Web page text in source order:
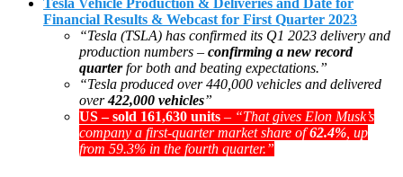
Tesla Vehicle Production & Deliveries and Date for
Financial Results & Webcast for First Quarter 2023
“Tesla (TSLA) has confirmed its Q1 2023 delivery and
production numbers – confirming a new record
quarterfor both and beating expectations.”
“Tesla produced over 440,000 vehicles and delivered
over422,000 vehicles”
US – sold 161,630 units – “That gives Elon Musk’s
company a first-quarter market share of62.4% , up
from 59.3% in the fourth quarter.”